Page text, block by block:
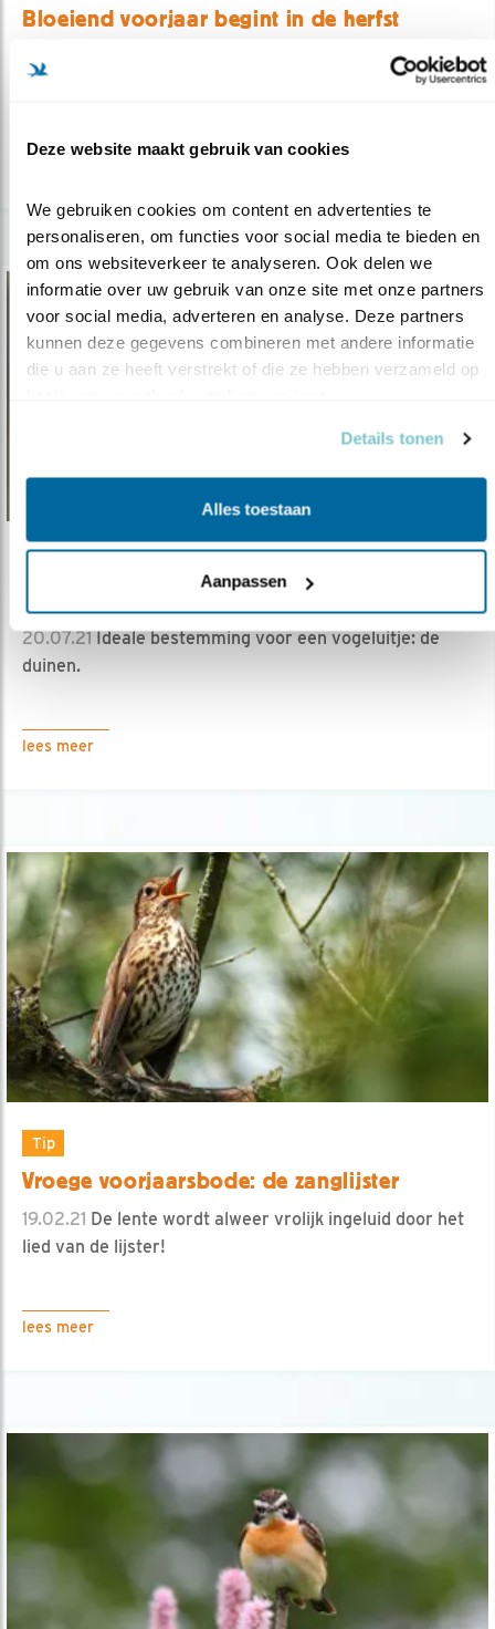
Deze website maakt gebruik van cookies
We gebruiken cookies om content en advertenties te
personaliseren, om functies voor social media te bieden en
om ons websiteverkeer te analyseren. Ook delen we
informatie over uw gebruik van onze site met onze partners
voor social media, adverteren en analyse. Deze partners
kunnen deze gegevens combineren met andere informatie
die u aan ze heeft verstrekt of die ze hebben verzameld op
Details tonen
Alles toestaan
Aanpassen
Bloeiend voorjaar begint in de herfst
U kunt nú al wat doen om in het voorjaar een
fraaie tuin te hebben.
7 keer vogelstruinen in de duinen
20.07.21Ideale bestemming voor een vogeluitje: de
duinen.
lees meer
Tip
Vroege voorjaarsbode: de zanglijster
19.02.21 De lente wordt alweer vrolijk ingeluid door het
lied van de lijster!
lees meer